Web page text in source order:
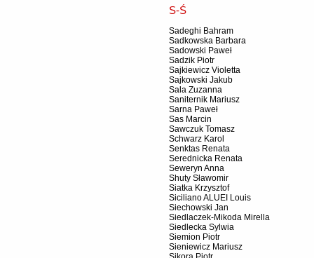
S-Ś
Sadeghi Bahram
Sadkowska Barbara
Sadowski Paweł
Sadzik Piotr
Sajkiewicz Violetta
Sajkowski Jakub
Sala Zuzanna
Saniternik Mariusz
Sarna Paweł
Sas Marcin
Sawczuk Tomasz
Schwarz Karol
Senktas Renata
Serednicka Renata
Seweryn Anna
Shuty Sławomir
Siatka Krzysztof
Siciliano ALUEI Louis
Siechowski Jan
Siedlaczek-Mikoda Mirella
Siedlecka Sylwia
Siemion Piotr
Sieniewicz Mariusz